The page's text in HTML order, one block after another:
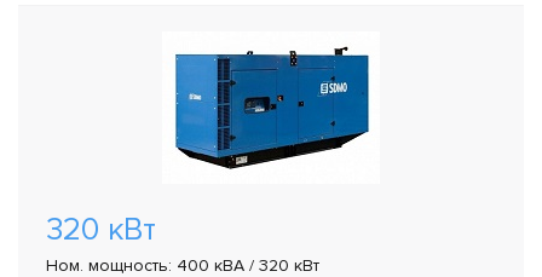
320 кВт
Ном. мощность: 400 кВА / 320 кВт